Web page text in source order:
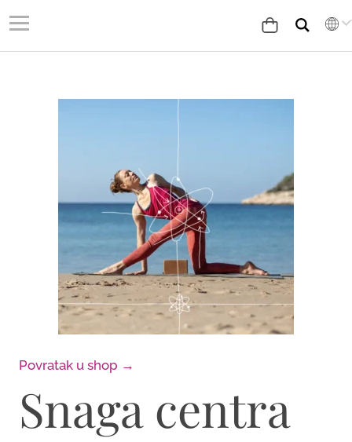
Povratak u shop →
Snaga centra